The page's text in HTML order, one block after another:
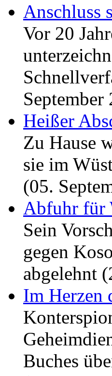
Anschluss
Vor 20
September
Heißer
Zu Hause
sie im
(05.
Abfuhr für
Sein
gegen
abgelehnt
Im Herzen
Buches